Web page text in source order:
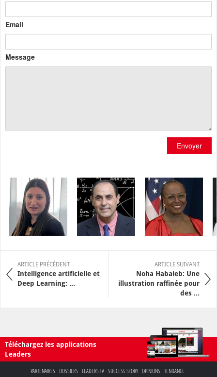
Email
Message
Envoyer
ARTICLE PRÉCÉDENT
Intelligence artificielle et
Deep Learning: ...
ARTICLE SUIVANT
Noha Habaieb: Une
illustration raffinée pour
des ...
Téléchargez les applications
Leaders
PARTENAIRES DOSSIERS LEADERS TV SUCCESS STORY OPINIONS TENDANCE